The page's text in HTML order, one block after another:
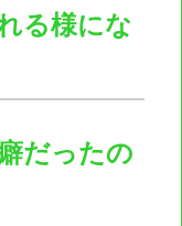
る様にな
だったの